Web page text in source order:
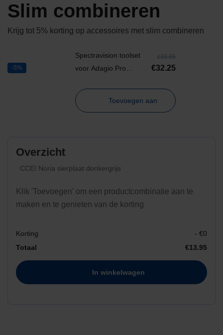
Slim combineren
Krijg tot 5% korting op accessoires met slim combineren
-5%
Spectravision toolset
voor Adagio Pro
€33.95
€32.25
Toevoegen aan
Overzicht
CCEI Noria sierplaat donkergrijs
Klik 'Toevoegen' om een productcombinatie aan te
maken en te genieten van de korting
Korting - €0
Totaal
€13.95
In winkelwagen